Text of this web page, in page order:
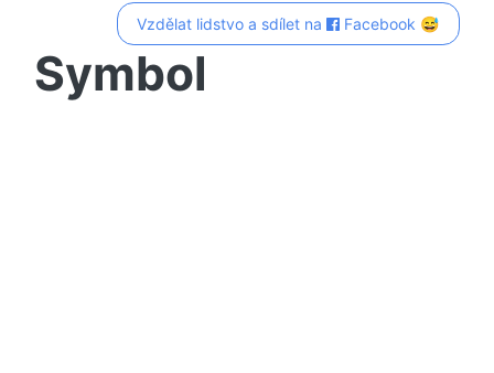
Vzdělat lidstvo a sdílet na Facebook 😅
Symbol